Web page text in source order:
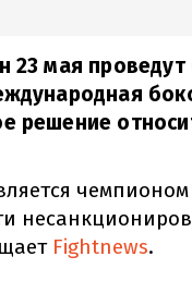
23 мая проведут
решение
Fightnews.